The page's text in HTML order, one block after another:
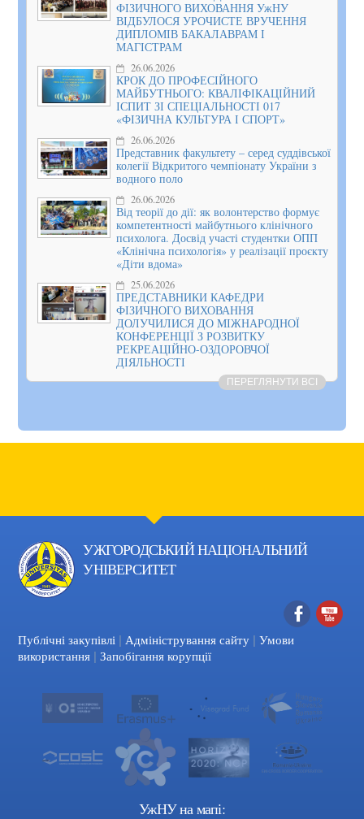
ФІЗИЧНОГО ВИХОВАННЯ УжНУ
ВІДБУЛОСЯ УРОЧИСТЕ ВРУЧЕННЯ
ДИПЛОМІВ БАКАЛАВРАМ І
МАГІСТРАМ
26.06.2026
КРОК ДО ПРОФЕСІЙНОГО
МАЙБУТНЬОГО: КВАЛІФІКАЦІЙНИЙ
ІСПИТ ЗІ СПЕЦІАЛЬНОСТІ 017
«ФІЗИЧНА КУЛЬТУРА І СПОРТ»
26.06.2026
Представник факультету – серед суддівської
колегії Відкритого чемпіонату України з
водного поло
26.06.2026
Від теорії до дії: як волонтерство формує
компетентності майбутнього клінічного
психолога. Досвід участі студентки ОПП
«Клінічна психологія» у реалізації проєкту
«Діти вдома»
25.06.2026
ПРЕДСТАВНИКИ КАФЕДРИ
ФІЗИЧНОГО ВИХОВАННЯ
ДОЛУЧИЛИСЯ ДО МІЖНАРОДНОЇ
КОНФЕРЕНЦІЇ З РОЗВИТКУ
РЕКРЕАЦІЙНО-ОЗДОРОВЧОЇ
ДІЯЛЬНОСТІ
ПЕРЕГЛЯНУТИ ВСІ
УЖГОРОДСЬКИЙ НАЦІОНАЛЬНИЙ
УНІВЕРСИТЕТ
Facebook
Публічні закупівлі | Адміністрування сайту | Умови
використання | Запобігання корупції
УжНУ на мапі: